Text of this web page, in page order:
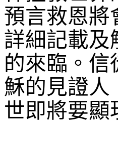
預言救恩將
詳細記載及
的來臨。信
穌的見證人
世即將要顯